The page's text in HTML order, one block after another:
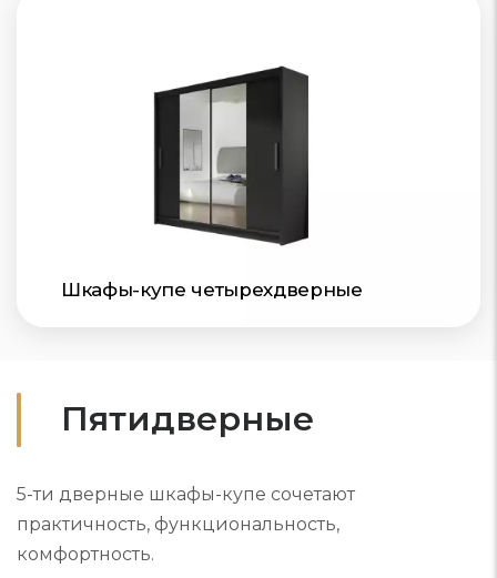
Шкафы-купе четырехдверные
Пятидверные
5-ти дверные шкафы-купе сочетают
практичность, функциональность,
комфортность.